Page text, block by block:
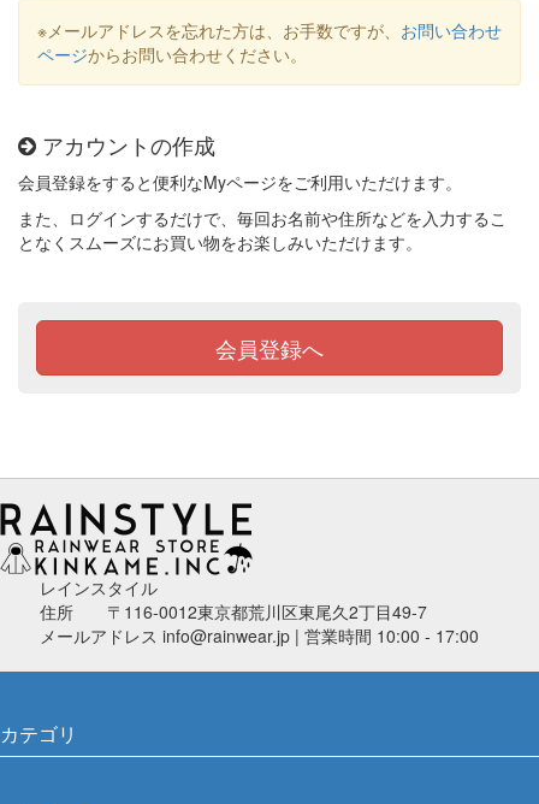
※メールアドレスを忘れた方は、お手数ですが、 お問い合わせ
ページからお問い合わせください。
アカウントの作成
会員登録をすると便利なMyページをご利用いただけます。
また、ログインするだけで、毎回お名前や住所などを入力するこ
となくスムーズにお買い物をお楽しみいただけます。
会員登録へ
レインスタイル
住所 〒116-0012東京都荒川区東尾久2丁目49-7
メールアドレス info@rainwear.jp | 営業時間 10:00 - 17:00
カテゴリ